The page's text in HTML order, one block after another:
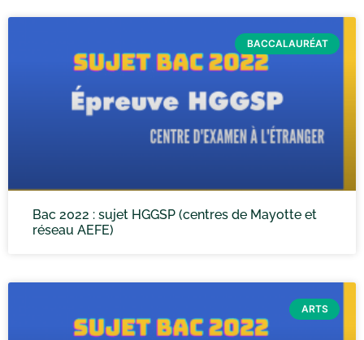
BACCALAURÉAT
Bac 2022 : sujet HGGSP (centres de Mayotte et
réseau AEFE)
ARTS